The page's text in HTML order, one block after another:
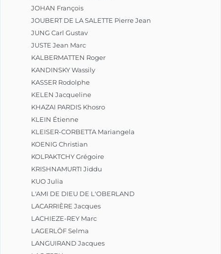
JOHAN François
JOUBERT DE LA SALETTE Pierre Jean
JUNG Carl Gustav
JUSTE Jean Marc
KALBERMATTEN Roger
KANDINSKY Wassily
KASSER Rodolphe
KELEN Jacqueline
KHAZAI PARDIS Khosro
KLEIN Étienne
KLEISER-CORBETTA Mariangela
KOENIG Christian
KOLPAKTCHY Grégoire
KRISHNAMURTI Jiddu
KUO Julia
L'AMI DE DIEU DE L'OBERLAND
LACARRIÈRE Jacques
LACHIEZE-REY Marc
LAGERLÖF Selma
LANGUIRAND Jacques